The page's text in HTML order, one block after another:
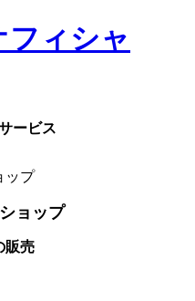
ービス
ョップ
販売